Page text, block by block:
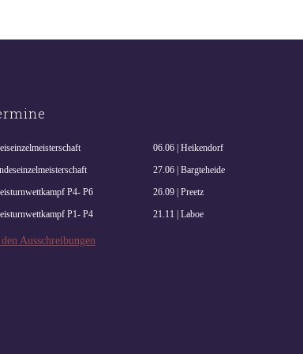
06.06 | Heikendorf
27.06 | Bargteheide
P4- P6
26.09 | Preetz
P1- P4
21.11 | Laboe
Ausschreibungen